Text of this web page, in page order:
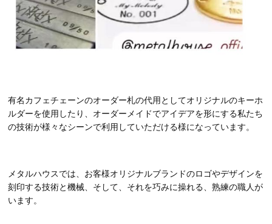
有名カフェチェーンのオーダー札の代用としてオリジナルのキーホ
ルダーを使用したり、オーダーメイドでアイデアを形にする私たち
の技術が様々なシーンで利用していただける様になっています。
メタルハウスでは、お客様オリジナルブランドのロゴやデザインを
刻印する技術と機械、そして、それを巧みに操れる、熟練の職人が
います。